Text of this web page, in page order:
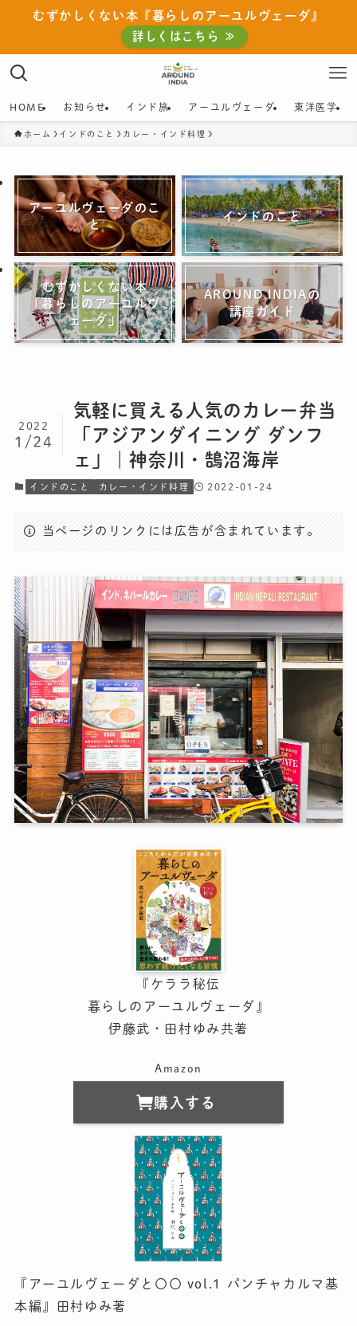
むずかしくない本『暮らしのアーユルヴェーダ』
詳しくはこちら ≫
HOME お知らせ インド旅 アーユルヴェーダ 東洋医学
ホーム インドのこと カレー・インド料理
アーユルヴェーダのこ
と
インドのこと
むずかしくない本
「暮らしのアーユルヴ
ェーダ」
AROUND INDIAの
講座ガイド
気軽に買える人気のカレー弁当
「アジアンダイニング ダンフ
ェ」｜神奈川・鵠沼海岸
2022
1/24
インドのこと カレー・インド料理 2022-01-24
当ページのリンクには広告が含まれています。
『ケララ秘伝
暮らしのアーユルヴェーダ』
伊藤武・田村ゆみ共著
Amazon
購入する
『アーユルヴェーダと〇〇 vol.1 パンチャカルマ基
本編』田村ゆみ著